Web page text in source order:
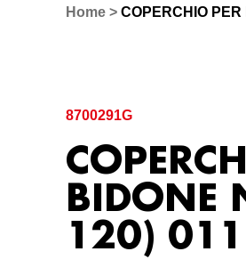
Home >COPERCHIO PER
8700291G
BIDONE
120)